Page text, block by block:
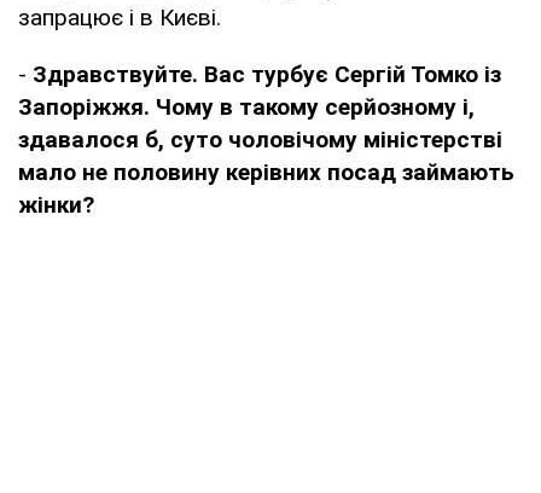
запрацює і в Києві.
- Здравствуйте. Вас турбує Сергій Томко із
Запоріжжя. Чому в такому серйозному і,
здавалося б, суто чоловічому міністерстві
мало не половину керівних посад займають
жінки?